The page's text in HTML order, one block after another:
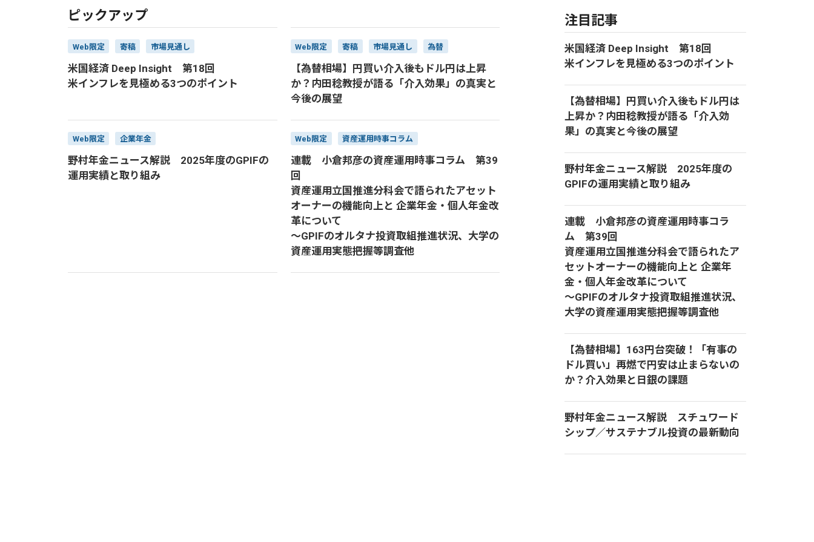
ピックアップ
Web限定 寄稿 市場見通し
米国経済 Deep Insight 第18回
米インフレを見極める3つのポイント
Web限定 寄稿 市場見通し 為替
【為替相場】円買い介入後もドル円は上昇
か？内田稔教授が語る「介入効果」の真実と
今後の展望
Web限定 企業年金
野村年金ニュース解説 2025年度のGPIFの
運用実績と取り組み
Web限定 資産運用時事コラム
連載 小倉邦彦の資産運用時事コラム 第39
回
資産運用立国推進分科会で語られたアセット
オーナーの機能向上と 企業年金・個人年金改
革について
～GPIFのオルタナ投資取組推進状況、大学の
資産運用実態把握等調査他
注目記事
米国経済 Deep Insight 第18回
米インフレを見極める3つのポイント
【為替相場】円買い介入後もドル円は
上昇か？内田稔教授が語る「介入効
果」の真実と今後の展望
野村年金ニュース解説 2025年度の
GPIFの運用実績と取り組み
連載 小倉邦彦の資産運用時事コラ
ム 第39回
資産運用立国推進分科会で語られたア
セットオーナーの機能向上と 企業年
金・個人年金改革について
～GPIFのオルタナ投資取組推進状況、
大学の資産運用実態把握等調査他
【為替相場】163円台突破！「有事の
ドル買い」再燃で円安は止まらないの
か？介入効果と日銀の課題
野村年金ニュース解説 スチュワード
シップ／サステナブル投資の最新動向